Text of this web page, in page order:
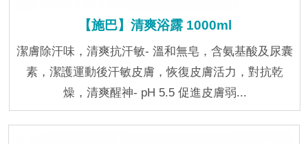
【施巴】清爽浴露 1000ml
潔膚除汗味，清爽抗汗敏- 溫和無皂，含氨基酸及尿囊
素，潔護運動後汗敏皮膚，恢復皮膚活力，對抗乾
燥，清爽醒神- pH 5.5 促進皮膚弱...